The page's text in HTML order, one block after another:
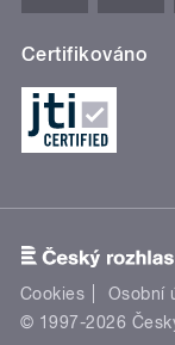
Certifikováno
Cookies Osobní
© 1997-2026